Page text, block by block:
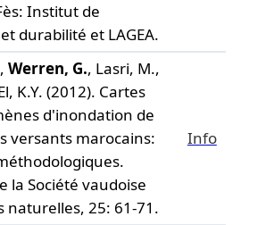
Institut de
durabilité et LAGEA.
, Werren, G., Lasri, M.,
K.Y. (2012). Cartes
d'inondation de
versants marocains:
la Société vaudoise
naturelles, 25: 61-71.
Info